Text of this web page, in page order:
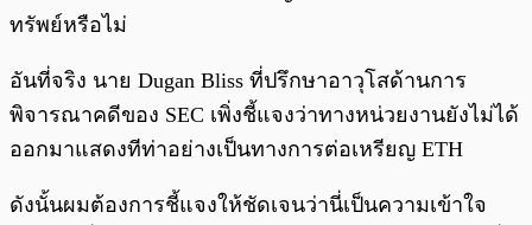
ทรัพย์หรือไม่
อันที่จริง นาย Dugan Bliss ที่ปรึกษาอาวุโสด้านการ
พิจารณาคดีของ SEC เพิ่งชี้แจงว่าทางหน่วยงานยังไม่ได้
ออกมาแสดงทีท่าอย่างเป็นทางการต่อเหรียญ ETH
ดังนั้นผมต้องการชี้แจงให้ชัดเจนว่านี่เป็นความเข้าใจ